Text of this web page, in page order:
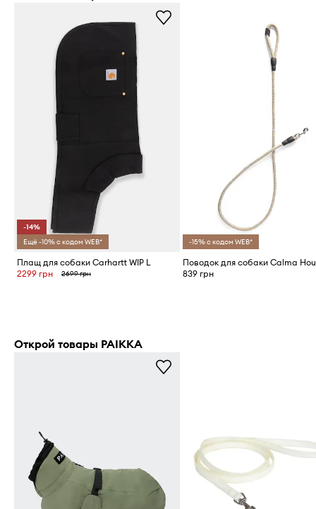
-14%
Ещё -10% с кодом WEB*
Плащ для собаки Carhartt WIP L
2299 грн
2699 грн
-15% с кодом WEB*
839 грн
Открой товары PAIKKA